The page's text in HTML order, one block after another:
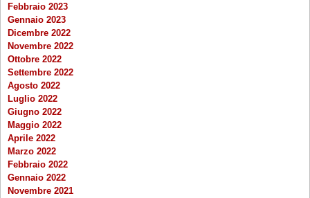
Febbraio 2023
Gennaio 2023
Dicembre 2022
Novembre 2022
Ottobre 2022
Settembre 2022
Agosto 2022
Luglio 2022
Giugno 2022
Maggio 2022
Aprile 2022
Marzo 2022
Febbraio 2022
Gennaio 2022
Novembre 2021